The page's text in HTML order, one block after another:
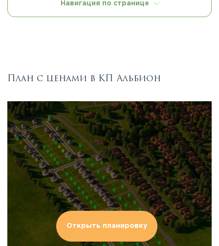
Навигация по странице
План с ценами в КП Альбион
Открыть планировку